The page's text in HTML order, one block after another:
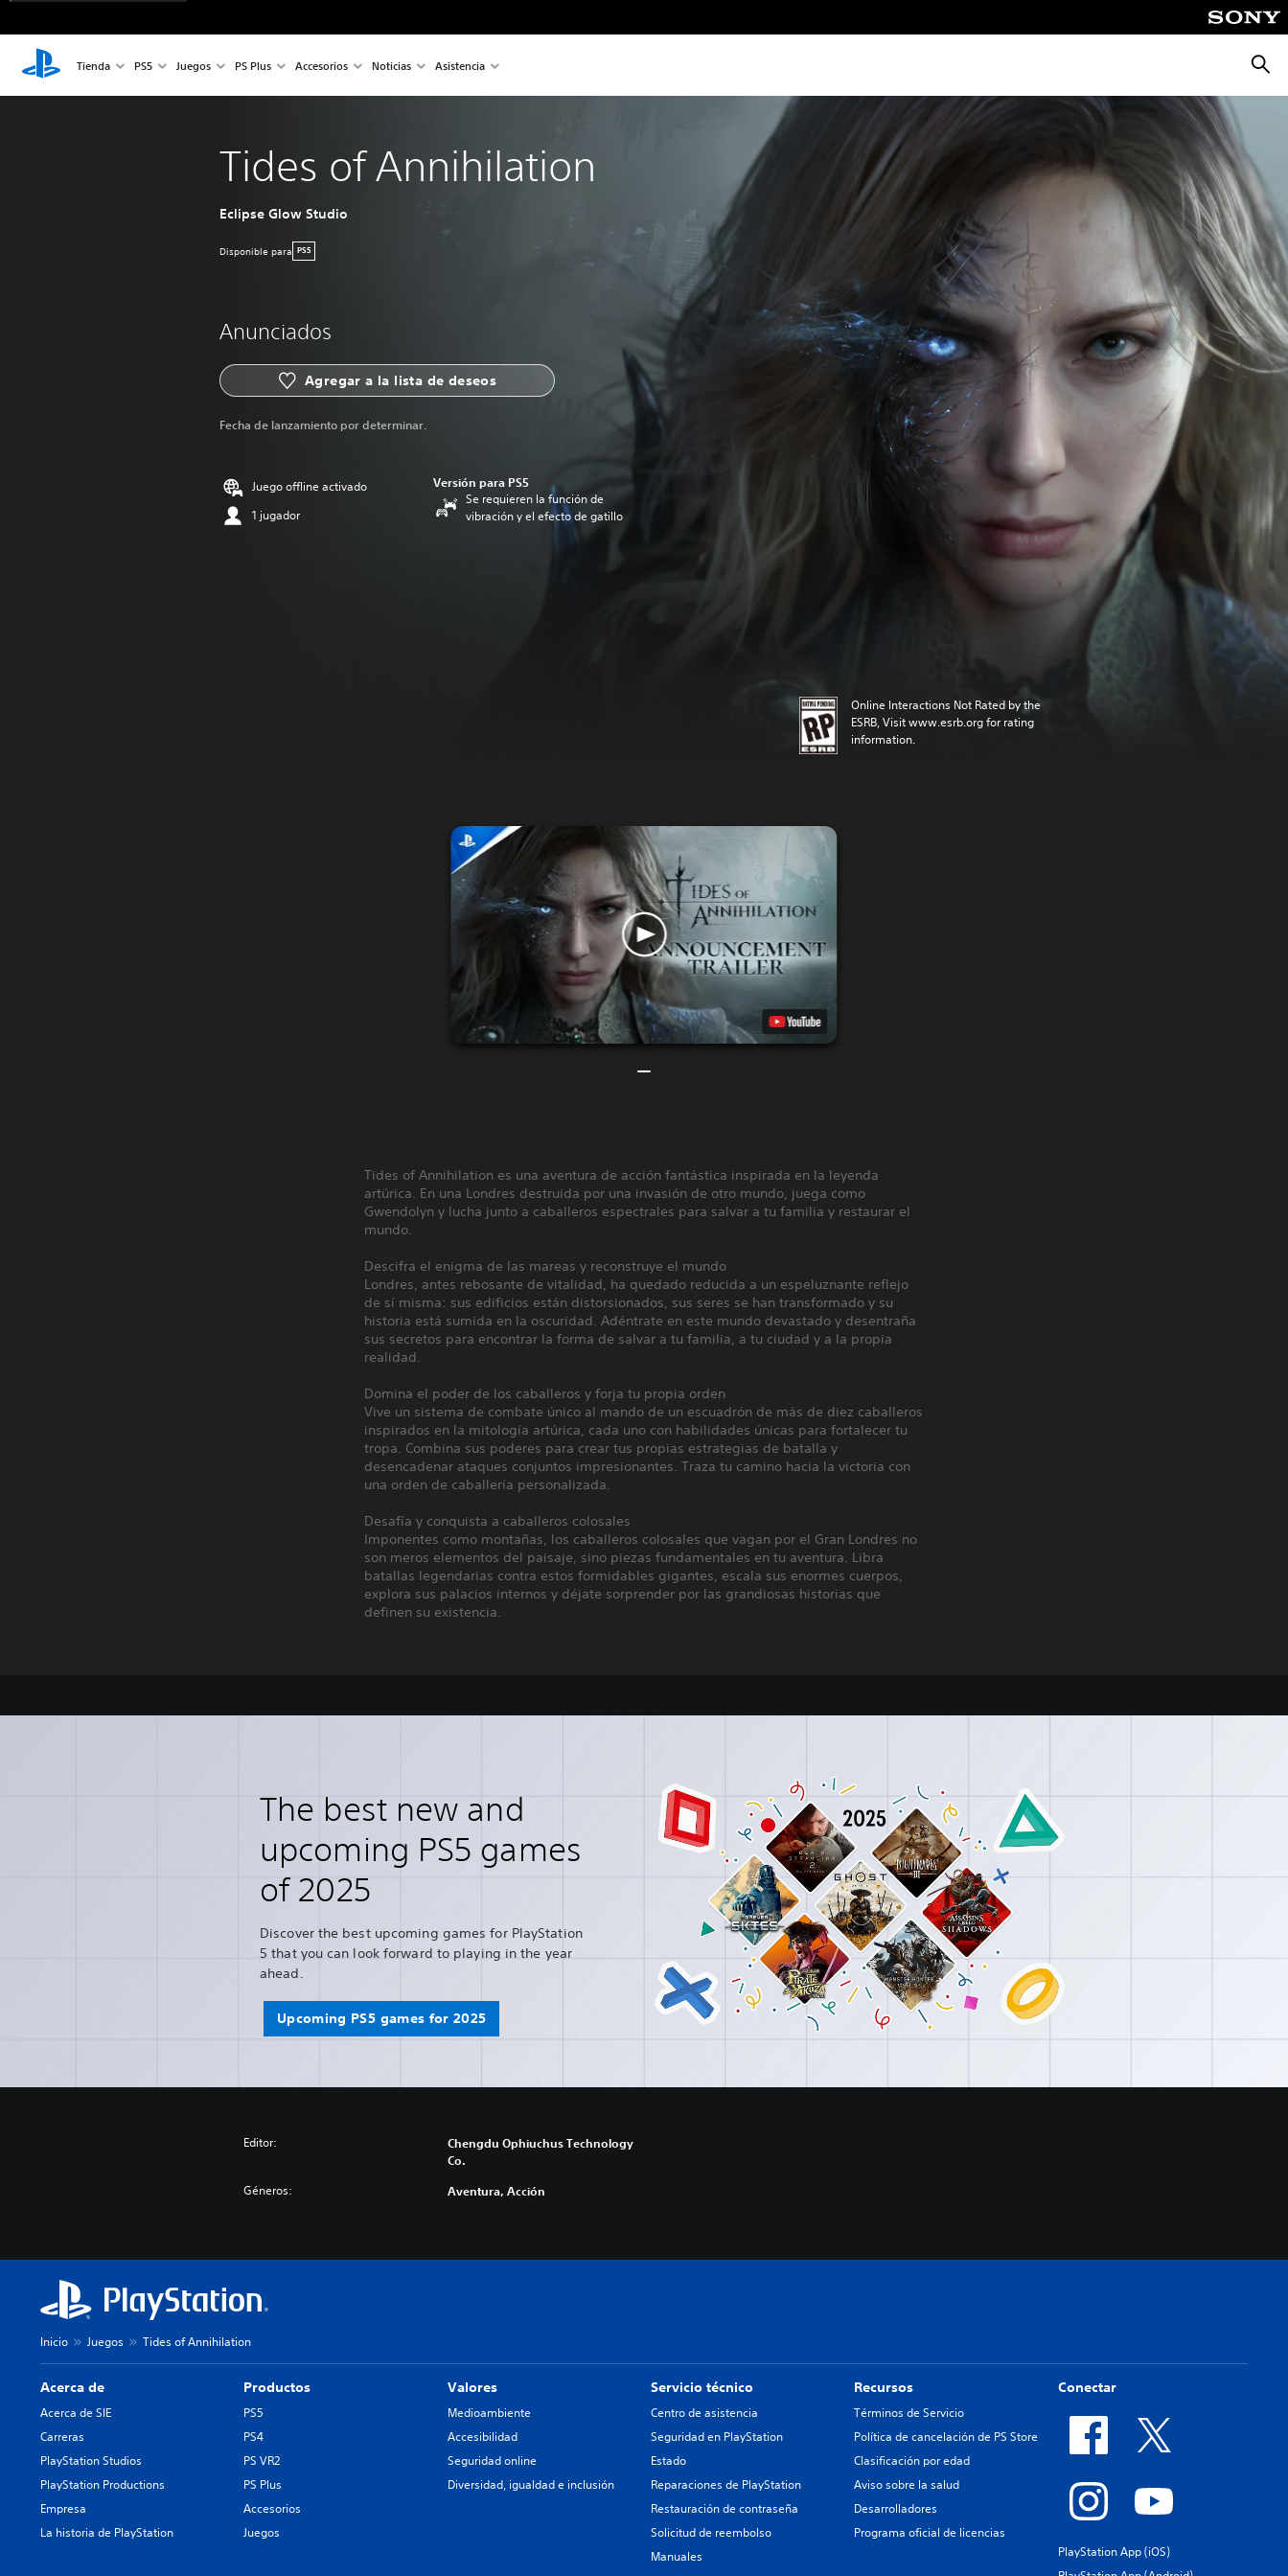
Tienda PS5 Juegos PS Plus Accesorios Noticias Asistencia
Tides of Annihilation
Eclipse Glow Studio
Disponible para PS5
Anunciados
Agregar a la lista de deseos
Fecha de lanzamiento por determinar.
Juego offline activado
1 jugador
Versión para PS5
Se requieren la función de
vibración y el efecto de gatillo
Online Interactions Not Rated by the
ESRB, Visit www.esrb.org for rating
information.
Tides of Annihilation es una aventura de acción fantástica inspirada en la leyenda
artúrica. En una Londres destruida por una invasión de otro mundo, juega como
Gwendolyn y lucha junto a caballeros espectrales para salvar a tu familia y restaurar el
mundo.
Descifra el enigma de las mareas y reconstruye el mundo
Londres, antes rebosante de vitalidad, ha quedado reducida a un espeluznante reflejo
de sí misma: sus edificios están distorsionados, sus seres se han transformado y su
historia está sumida en la oscuridad. Adéntrate en este mundo devastado y desentraña
sus secretos para encontrar la forma de salvar a tu familia, a tu ciudad y a la propia
realidad.
Domina el poder de los caballeros y forja tu propia orden
Vive un sistema de combate único al mando de un escuadrón de más de diez caballeros
inspirados en la mitología artúrica, cada uno con habilidades únicas para fortalecer tu
tropa. Combina sus poderes para crear tus propias estrategias de batalla y
desencadenar ataques conjuntos impresionantes. Traza tu camino hacia la victoria con
una orden de caballería personalizada.
Desafía y conquista a caballeros colosales
Imponentes como montañas, los caballeros colosales que vagan por el Gran Londres no
son meros elementos del paisaje, sino piezas fundamentales en tu aventura. Libra
batallas legendarias contra estos formidables gigantes, escala sus enormes cuerpos,
explora sus palacios internos y déjate sorprender por las grandiosas historias que
definen su existencia.
The best new and
upcoming PS5 games
of 2025
Discover the best upcoming games for PlayStation
5 that you can look forward to playing in the year
ahead.
Upcoming PS5 games for 2025
Editor:
Chengdu Ophiuchus Technology
Co.
Géneros: Aventura, Acción
Inicio Juegos Tides of Annihilation
Acerca de
Acerca de SIE
Carreras
PlayStation Studios
PlayStation Productions
Empresa
La historia de PlayStation
Productos
PS5
PS4
PS VR2
PS Plus
Accesorios
Juegos
Valores
Medioambiente
Accesibilidad
Seguridad online
Diversidad, igualdad e inclusión
Servicio técnico
Centro de asistencia
Seguridad en PlayStation
Estado
Reparaciones de PlayStation
Restauración de contraseña
Solicitud de reembolso
Manuales
Recursos
Términos de Servicio
Política de cancelación de PS Store
Clasificación por edad
Aviso sobre la salud
Desarrolladores
Programa oficial de licencias
Conectar
PlayStation App (iOS)